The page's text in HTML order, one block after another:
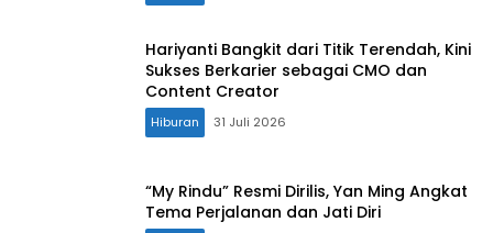
Hariyanti Bangkit dari Titik Terendah, Kini
Sukses Berkarier sebagai CMO dan
Content Creator
Hiburan 31 Juli 2026
“My Rindu” Resmi Dirilis, Yan Ming Angkat
Tema Perjalanan dan Jati Diri